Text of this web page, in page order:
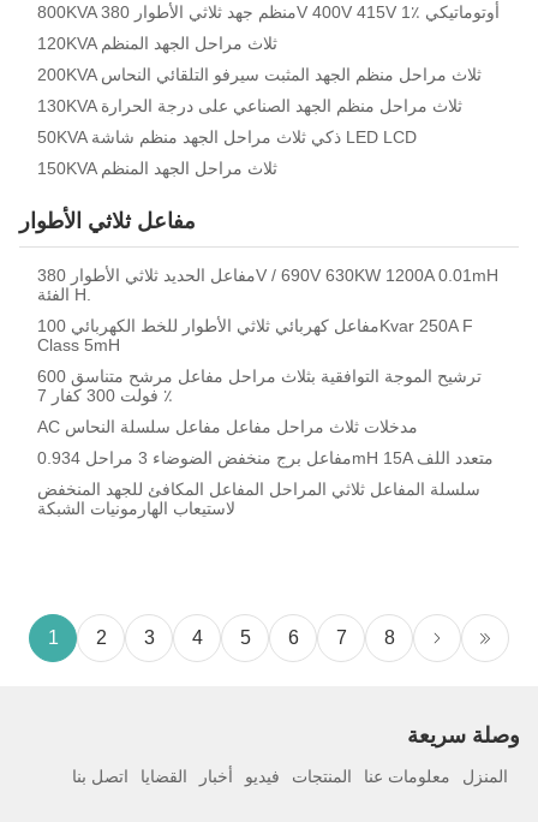
800KVA منظم جهد ثلاثي الأطوار 380V 400V 415V 1٪ أوتوماتيكي
120KVA ثلاث مراحل الجهد المنظم
200KVA ثلاث مراحل منظم الجهد المثبت سيرفو التلقائي النحاس
130KVA ثلاث مراحل منظم الجهد الصناعي على درجة الحرارة
50KVA ذكي ثلاث مراحل الجهد منظم شاشة LED LCD
150KVA ثلاث مراحل الجهد المنظم
مفاعل ثلاثي الأطوار
مفاعل الحديد ثلاثي الأطوار 380V / 690V 630KW 1200A 0.01mH
الفئة H.
مفاعل كهربائي ثلاثي الأطوار للخط الكهربائي 100Kvar 250A F
Class 5mH
ترشيح الموجة التوافقية بثلاث مراحل مفاعل مرشح متناسق 600
فولت 300 كفار 7 ٪
AC مدخلات ثلاث مراحل مفاعل مفاعل سلسلة النحاس
مفاعل برج منخفض الضوضاء 3 مراحل 0.934mH 15A متعدد اللف
سلسلة المفاعل ثلاثي المراحل المفاعل المكافئ للجهد المنخفض
لاستيعاب الهارمونيات الشبكة
1 2 3 4 5 6 7 8
وصلة سريعة
المنزل معلومات عنا المنتجات فيديو أخبار القضايا اتصل بنا